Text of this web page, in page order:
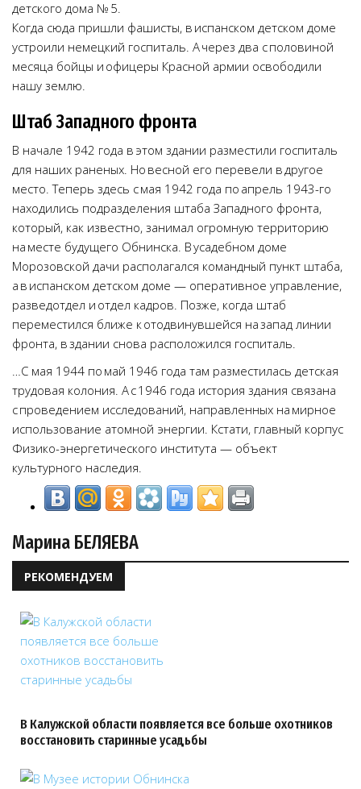
детского дома № 5.
Когда сюда пришли фашисты, в испанском детском доме
устроили немецкий госпиталь. А через два с половиной
месяца бойцы и офицеры Красной армии освободили
нашу землю.
Штаб Западного фронта
В начале 1942 года в этом здании разместили госпиталь
для наших раненых. Но весной его перевели в другое
место. Теперь здесь с мая 1942 года по апрель 1943-го
находились подразделения штаба Западного фронта,
который, как известно, занимал огромную территорию
на месте будущего Обнинска. В усадебном доме
Морозовской дачи располагался командный пункт штаба,
а в испанском детском доме — оперативное управление,
разведотдел и отдел кадров. Позже, когда штаб
переместился ближе к отодвинувшейся на запад линии
фронта, в здании снова расположился госпиталь.
…С мая 1944 по май 1946 года там разместилась детская
трудовая колония. А с 1946 года история здания связана
с проведением исследований‚ направленных на мирное
использование атомной энергии. Кстати, главный корпус
Физико-энергетического института — объект
культурного наследия.
Марина БЕЛЯЕВА
РЕКОМЕНДУЕМ
В Калужской области появляется все больше охотников
восстановить старинные усадьбы